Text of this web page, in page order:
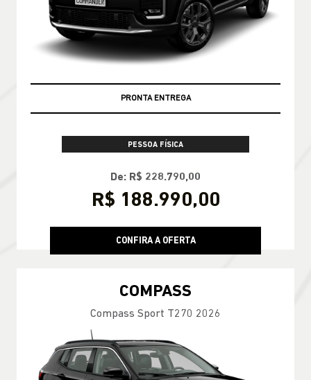
PRONTA ENTREGA
PESSOA FÍSICA
De: R$ 228.790,00
R$ 188.990,00
CONFIRA A OFERTA
COMPASS
Compass Sport T270 2026